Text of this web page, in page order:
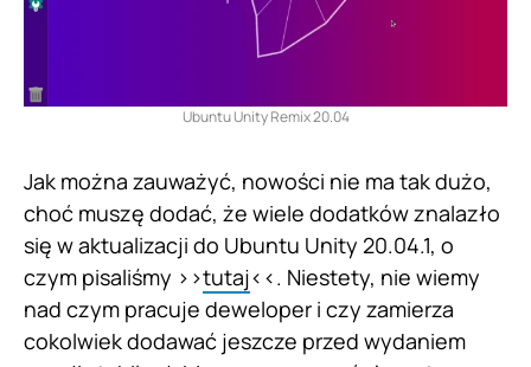
Ubuntu Unity Remix 20.04
Jak można zauważyć, nowości nie ma tak dużo,
choć muszę dodać, że wiele dodatków znalazło
się w aktualizacji do Ubuntu Unity 20.04.1, o
czym pisaliśmy >>tutaj<<. Niestety, nie wiemy
nad czym pracuje deweloper i czy zamierza
cokolwiek dodawać jeszcze przed wydaniem